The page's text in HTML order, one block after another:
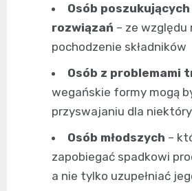
Osób
rozwiązań – ze względu
pochodzenie składników
Osób z problemami
wegańskie formy mogą
przyswajaniu dla
Osób młodszych –
zapobiegać spadkowi
a nie tylko uzupełniać